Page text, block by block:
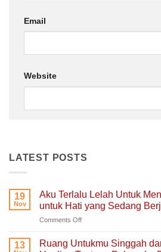
Email
Website
LATEST POSTS
19
Nov
Aku Terlalu Lelah Untuk
untuk Hati yang Sedang
Comments Offon
Terlalu
13
Ruang Untukmu Singgah